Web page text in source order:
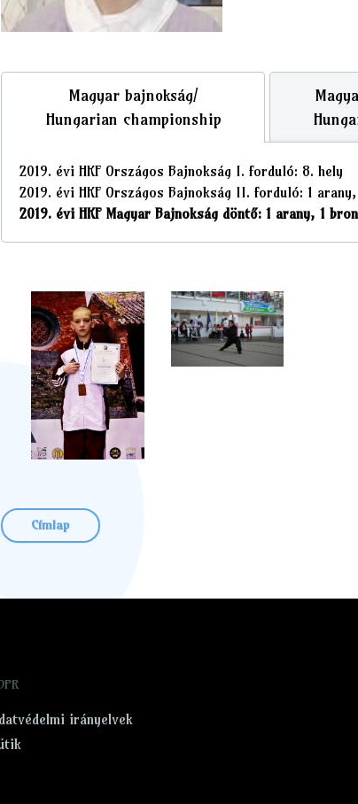
Magyar bajnokság/
Hungarian championship
2019. évi HKF Országos Bajnokság I. forduló: 8. hely
2019. évi HKF Országos Bajnokság II. forduló: 1
2019. évi HKF Magyar Bajnokság döntő: 1 arany, 1
Címlap
irányelvek